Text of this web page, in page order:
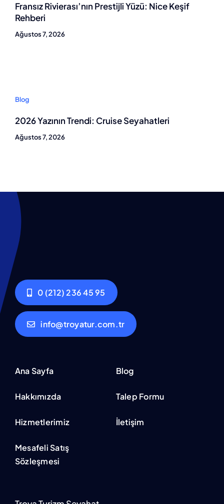
Fransız Rivierası’nın Prestijli Yüzü: Nice Keşif
Rehberi
Ağustos 7, 2026
Blog
2026 Yazının Trendi: Cruise Seyahatleri
Ağustos 7, 2026
0 (212) 236 45 95
info@troyatur.com.tr
Ana Sayfa
Hakkımızda
Hizmetlerimiz
Mesafeli Satış
Sözleşmesi
Blog
Talep Formu
İletişim